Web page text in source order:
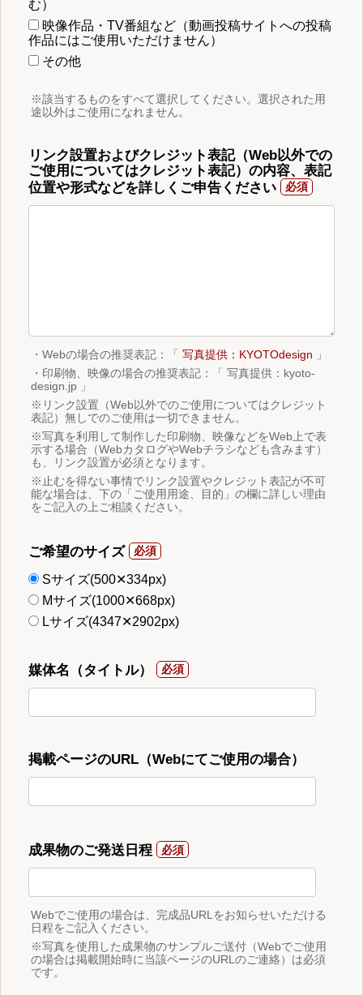
む）
映像作品・TV番組など（動画投稿サイトへの投稿
作品にはご使用いただけません）
その他
※該当するものをすべて選択してください。選択された用
途以外はご使用になれません。
リンク設置およびクレジット表記（Web以外での
ご使用についてはクレジット表記）の内容、表記
位置や形式などを詳しくご申告ください
・Webの場合の推奨表記：「 写真提供：KYOTOdesign 」
・印刷物、映像の場合の推奨表記：「 写真提供：kyoto-
design.jp 」
※リンク設置（Web以外でのご使用についてはクレジット
表記）無しでのご使用は一切できません。
※写真を利用して制作した印刷物、映像などをWeb上で表
示する場合（WebカタログやWebチラシなども含みます）
も、リンク設置が必須となります。
※止むを得ない事情でリンク設置やクレジット表記が不可
能な場合は、下の「ご使用用途、目的」の欄に詳しい理由
をご記入の上ご相談ください。
ご希望のサイズ
Sサイズ(500✕334px)
Mサイズ(1000✕668px)
Lサイズ(4347✕2902px)
媒体名（タイトル）
掲載ページのURL（Webにてご使用の場合）
成果物のご発送日程
Webでご使用の場合は、完成品URLをお知らせいただける
日程をご記入ください。
※写真を使用した成果物のサンプルご送付（Webでご使用
の場合は掲載開始時に当該ページのURLのご連絡）は必須
です。